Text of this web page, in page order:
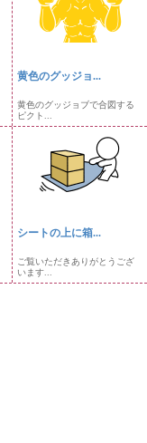
黄色のグッジョ...
黄色のグッジョブで合図する
ピクト...
シートの上に箱...
ご覧いただきありがとうござ
います...